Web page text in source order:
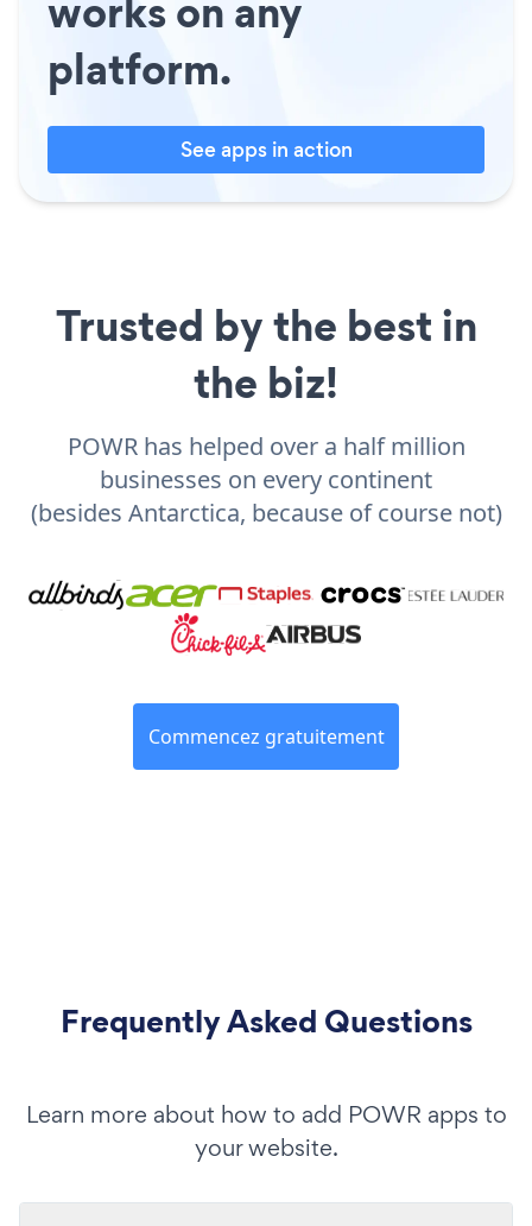
platform.
See apps in action
Trusted by the best in
the biz!
POWR has helped over a half million
businesses on every continent
(besides Antarctica, because of course not)
Commencez gratuitement
Frequently Asked Questions
Learn more about how to add POWR apps to
your website.